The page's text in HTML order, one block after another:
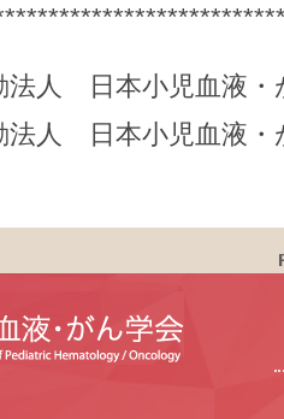
法人 日本小児血液
法人 日本小児血液